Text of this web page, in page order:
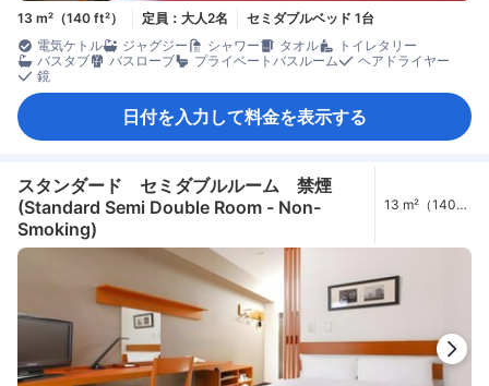
13 m²（140 ft²） 定員：大人2名
セミダブルベッド 1台
電気ケトル
ジャグジー シャワー タオル
トイレタリー
バスタブ
バスローブ プライベートバスルーム
ヘアドライヤー
鏡
日付を入力して料金を表示する
スタンダード セミダブルルーム 禁煙
(Standard Semi Double Room - Non-
Smoking)
13 m²（140